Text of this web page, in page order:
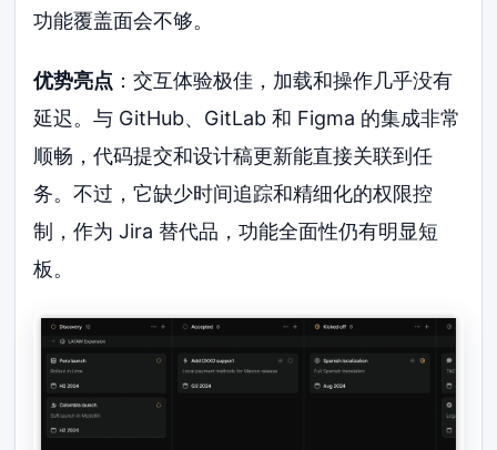
功能覆盖面会不够。
优势亮点 ：交互体验极佳，加载和操作几乎没有
延迟。与 GitHub、GitLab 和 Figma 的集成非常
顺畅，代码提交和设计稿更新能直接关联到任
务。不过，它缺少时间追踪和精细化的权限控
制，作为 Jira 替代品，功能全面性仍有明显短
板。